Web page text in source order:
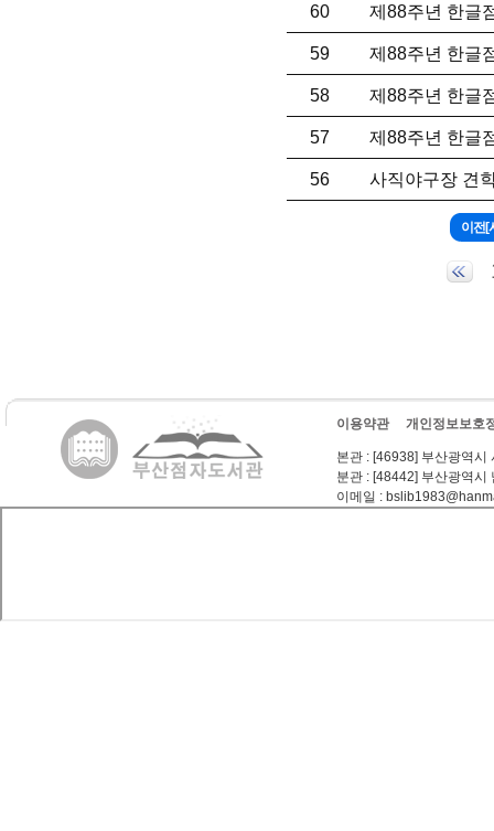
60 제88주년 한글
59 제88주년 한글
58 제88주년 한글
57 제88주년 한글
56 사직야구장 견
이용약관 개인정보보호
본관 : [46938] 부산광역시
분관 : [48442] 부산광역시
이메일 :